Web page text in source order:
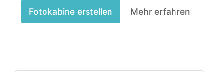
Fotokabine erstellen Mehr erfahren